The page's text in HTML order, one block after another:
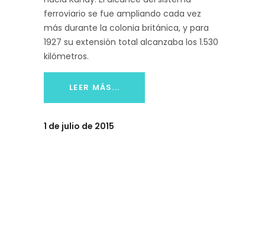
ferroviario se fue ampliando cada vez
más durante la colonia británica, y para
1927 su extensión total alcanzaba los 1.530
kilómetros.
LEER MÁS...
1 de julio de 2015